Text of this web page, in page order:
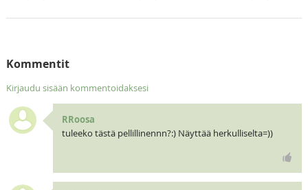
Kommentit
Kirjaudu sisään kommentoidaksesi
RRoosa
tuleeko tästä pellillinennn?:) Näyttää herkulliselta=))